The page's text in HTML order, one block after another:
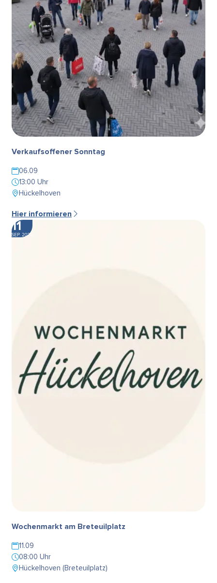
Verkaufsoffener Sonntag
06.09
13:00 Uhr
Hückelhoven
Hier informieren
11
SEP. 2026
Wochenmarkt am Breteuilplatz
11.09
08:00 Uhr
Hückelhoven (Breteuilplatz)